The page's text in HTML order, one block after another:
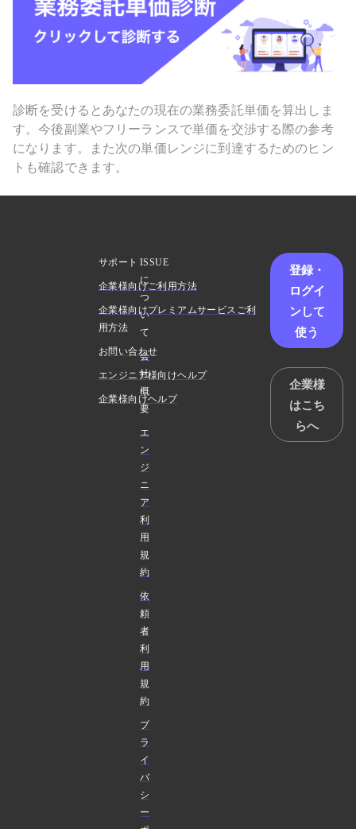
診断を受けるとあなたの現在の業務委託単価を算出しま
す。今後副業やフリーランスで単価を交渉する際の参考
になります。また次の単価レンジに到達するためのヒン
トも確認できます。
ISSUE
に
つ
い
て
会
社
概
要
エ
ン
ジ
ニ
ア
利
用
規
約
依
頼
者
利
用
規
約
プ
ラ
イ
バ
シ
ー
サポート
企業様向けご利用方法
企業様向けプレミアムサービスご利
用方法
お問い合わせ
エンジニア様向けヘルプ
企業様向けヘルプ
登録・
ログイ
ンして
使う
企業様
はこち
らへ